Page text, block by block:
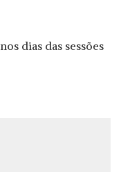
dias das sessões